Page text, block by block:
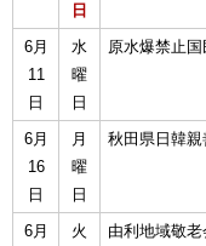
日
6月
11
日
水
曜
日
原水爆禁止
6月
16
日
月
曜
日
秋田県日韓
6月
火
由利地域敬